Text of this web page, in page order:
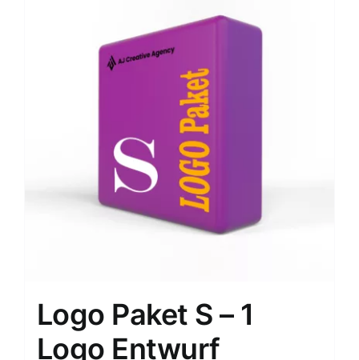
Logo Paket S – 1
Logo Entwurf